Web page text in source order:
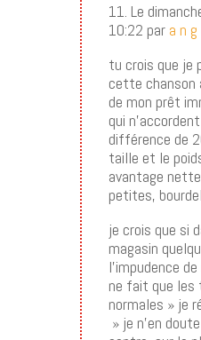
11. Le
10:22 par a n
tu crois que je
cette chanson
de mon prêt
qui
différence de
taille et le
avantage
petites,
je crois que si
magasin
l’impudence
ne fait que les
normales » je
» je n’en